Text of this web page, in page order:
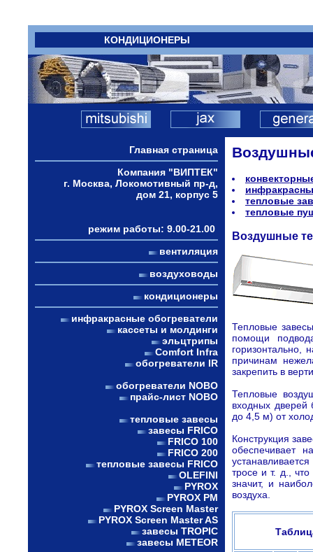
КОНДИЦИОНЕРЫ
Главная страница
Компания "ВИПТЕК"
г. Москва, Локомотивный пр-д,
дом 21, корпус 5
режим работы: 9.00-21.00
вентиляция
воздуховоды
кондиционеры
инфракрасные обогреватели
кассеты и молдинги
эльцтрипы
Comfort Infra
обогреватели IR
обогреватели NOBO
прайс-лист NOBO
тепловые завесы
завесы FRICO
FRICO 100
FRICO 200
тепловые завесы FRICO
OLEFINI
PYROX
PYROX PM
PYROX Screen Master
PYROX Screen Master AS
завесы TROPIC
завесы METEOR
тепловые
тепловые
Воздушные
Тепловые
помощи
горизонтально,
причинам
закрепить в
Тепловые
входных
до 4,5 м) от
Конструкция
обеспечивает
тросе и т. д.,
значит, и
воздуха.